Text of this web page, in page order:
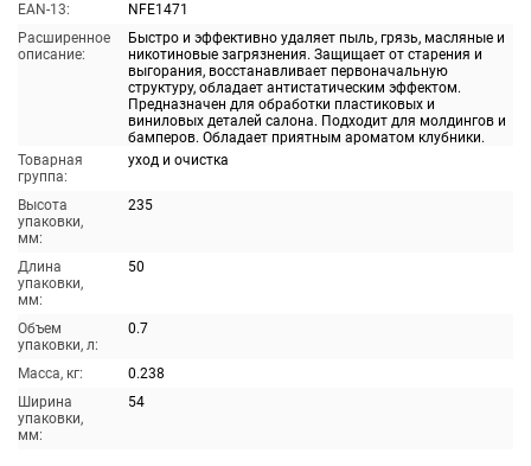
EAN-13:
NFE1471
Расширенное
описание:
Быстро и эффективно удаляет пыль, грязь, масляные и
никотиновые загрязнения. Защищает от старения и
выгорания, восстанавливает первоначальную
структуру, обладает антистатическим эффектом.
Предназначен для обработки пластиковых и
виниловых деталей салона. Подходит для молдингов и
бамперов. Обладает приятным ароматом клубники.
Товарная
группа:
уход и очистка
Высота
упаковки,
мм:
235
Длина
упаковки,
мм:
50
Объем
упаковки, л:
0.7
Масса, кг:
0.238
Ширина
упаковки,
мм:
54